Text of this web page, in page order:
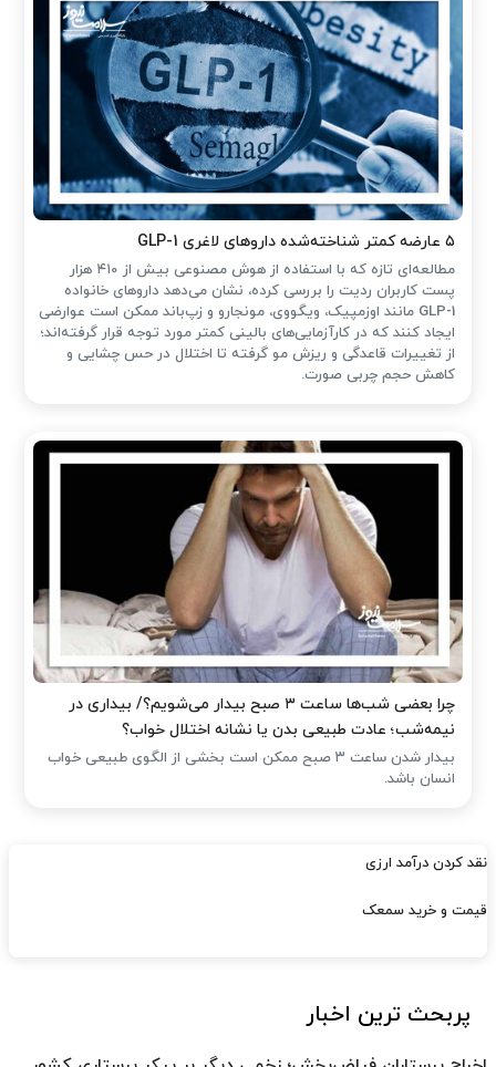
۵ عارضه کمتر شناخته‌شده داروهای لاغری GLP-1
مطالعه‌ای تازه که با استفاده از هوش مصنوعی بیش از ۴۱۰ هزار
پست کاربران ردیت را بررسی کرده، نشان می‌دهد داروهای خانواده
GLP-1 مانند اوزمپیک، ویگووی، مونجارو و زپ‌باند ممکن است عوارضی
ایجاد کنند که در کارآزمایی‌های بالینی کمتر مورد توجه قرار گرفته‌اند؛
از تغییرات قاعدگی و ریزش مو گرفته تا اختلال در حس چشایی و
کاهش حجم چربی صورت.
چرا بعضی شب‌ها ساعت ۳ صبح بیدار می‌شویم؟/ بیداری در
نیمه‌شب؛ عادت طبیعی بدن یا نشانه اختلال خواب؟
بیدار شدن ساعت ۳ صبح ممکن است بخشی از الگوی طبیعی خواب
انسان باشد.
نقد کردن درآمد ارزی
قیمت و خرید سمعک
پربحث ترین اخبار